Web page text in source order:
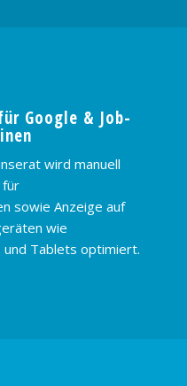
Google & Job-
wird manuell
für
sowie Anzeige auf
wie
und Tablets optimiert.